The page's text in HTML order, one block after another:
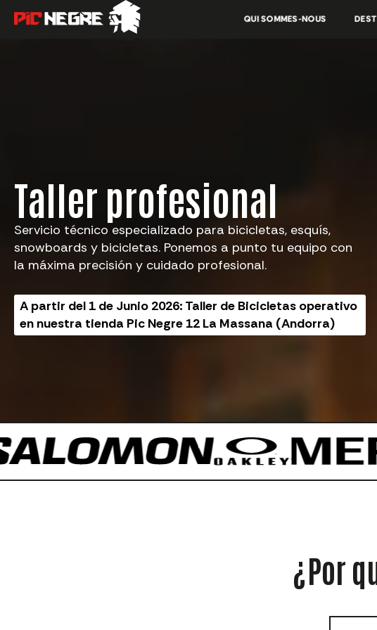
QUI SOMMES-NOUS
Taller profesional
Servicio técnico especializado para bicicletas, esquís,
snowboards y bicicletas. Ponemos a punto tu equipo con
la máxima precisión y cuidado profesional.
A partir del 1 de Junio 2026: Taller de Bicicletas operativo
en nuestra tienda Pic Negre 12 La Massana (Andorra)
¿Por